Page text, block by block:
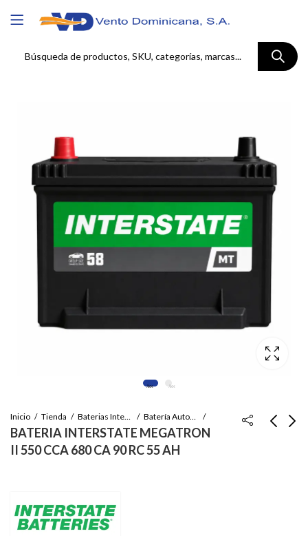
Inicio Tienda Baterias Interstate Batería Automotriz
BATERIA INTERSTATE MEGATRON
II 550 CCA 680 CA 90 RC 55 AH